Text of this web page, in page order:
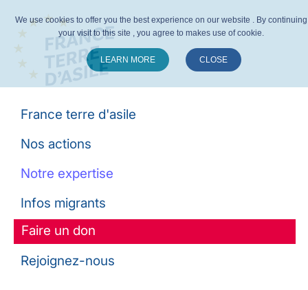
France terre d'asile
Nos actions
Notre expertise
Infos migrants
Faire un don
Rejoignez-nous
We use cookies to offer you the best experience on our website . By continuing
your visit to this site , you agree to makes use of cookie.
LEARN MORE CLOSE